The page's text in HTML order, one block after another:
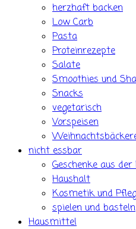
herzhaft backen
Low Carb
Pasta
Proteinrezepte
Salate
Smoothies und
Snacks
vegetarisch
Vorspeisen
nicht essbar
Geschenke aus der
Haushalt
Kosmetik und
spielen und basteln
Hausmittel